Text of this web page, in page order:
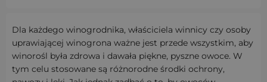
Dla każdego winogrodnika, właściciela winnicy czy osoby
uprawiającej winogrona ważne jest przede wszystkim, aby
winorośl była zdrowa i dawała piękne, pyszne owoce. W
tym celu stosowane są różnorodne środki ochrony,